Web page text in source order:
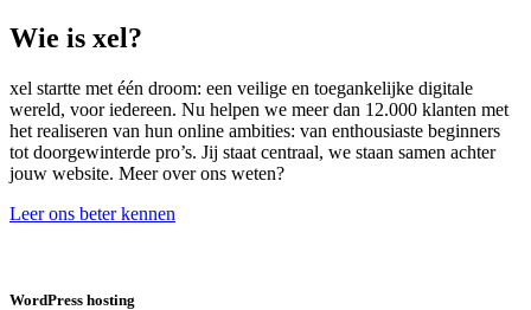
Wie is xel?
xel startte met één droom: een veilige en toegankelijke digitale
wereld, voor iedereen. Nu helpen we meer dan 12.000 klanten met
het realiseren van hun online ambities: van enthousiaste beginners
tot doorgewinterde pro’s. Jij staat centraal, we staan samen achter
jouw website. Meer over ons weten?
Leer ons beter kennen
WordPress hosting